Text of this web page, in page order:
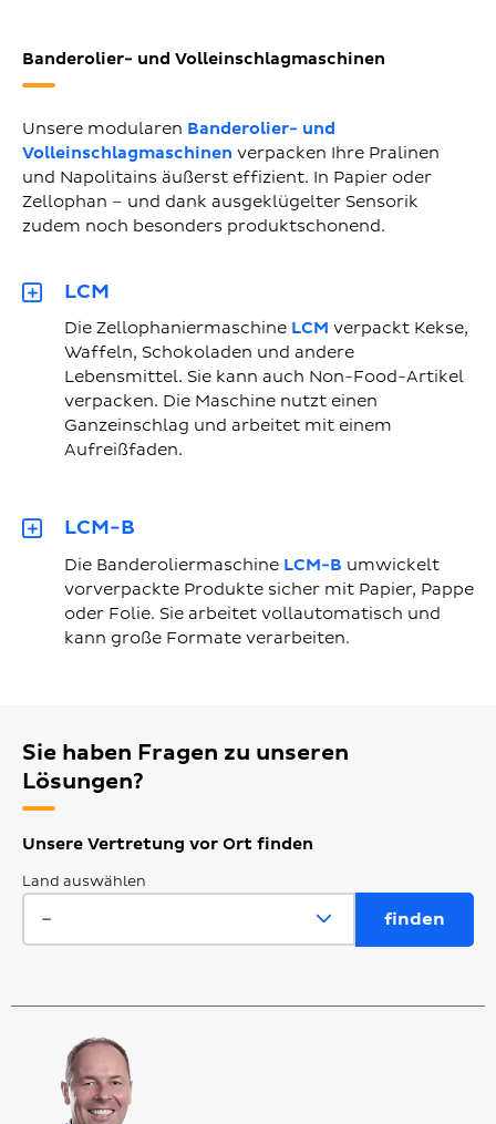
Banderolier- und Volleinschlagmaschinen
Unsere modularen Banderolier- und
Volleinschlagmaschinen verpacken Ihre Pralinen
und Napolitains äußerst effizient. In Papier oder
Zellophan – und dank ausgeklügelter Sensorik
zudem noch besonders produktschonend.
LCM
Die Zellophaniermaschine LCM verpackt Kekse,
Waffeln, Schokoladen und andere
Lebensmittel. Sie kann auch Non-Food-Artikel
verpacken. Die Maschine nutzt einen
Ganzeinschlag und arbeitet mit einem
Aufreißfaden.
LCM-B
Die Banderoliermaschine LCM-B umwickelt
vorverpackte Produkte sicher mit Papier, Pappe
oder Folie. Sie arbeitet vollautomatisch und
kann große Formate verarbeiten.
Sie haben Fragen zu unseren
Lösungen?
Unsere Vertretung vor Ort finden
Land auswählen